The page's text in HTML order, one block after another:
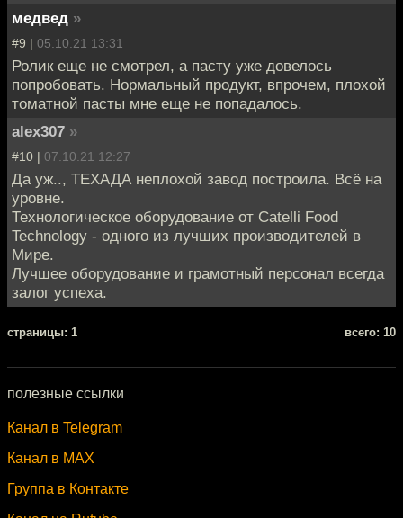
медвед »
#9 | 05.10.21 13:31
Ролик еще не смотрел, а пасту уже довелось
попробовать. Нормальный продукт, впрочем, плохой
томатной пасты мне еще не попадалось.
alex307 »
#10 | 07.10.21 12:27
Да уж.., ТЕХАДА неплохой завод построила. Всё на
уровне.
Технологическое оборудование от Catelli Food
Technology - одного из лучших производителей в
Мире.
Лучшее оборудование и грамотный персонал всегда
залог успеха.
cтраницы: 1 всего: 10
полезные ссылки
Канал в Telegram
Канал в MAX
Группа в Контакте